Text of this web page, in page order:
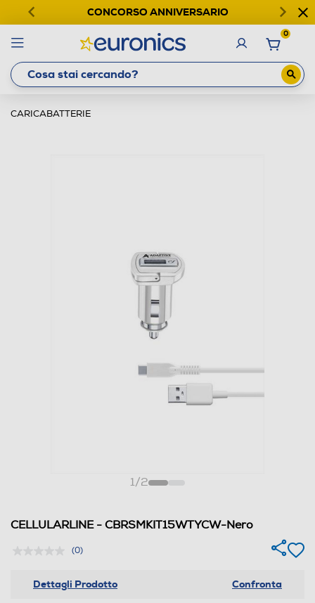
CONCORSO ANNIVERSARIO
0
CARICABATTERIE
1/2
CELLULARLINE - CBRSMKIT15WTYCW-Nero
(0)
Dettagli Prodotto Confronta